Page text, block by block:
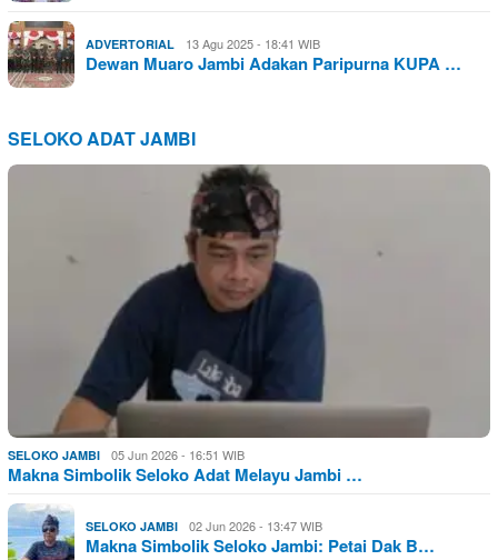
ADVERTORIAL 13 Agu 2025 - 18:41 WIB
Dewan Muaro Jambi Adakan Paripurna KUPA …
SELOKO ADAT JAMBI
SELOKO JAMBI 05 Jun 2026 - 16:51 WIB
Makna Simbolik Seloko Adat Melayu Jambi …
SELOKO JAMBI 02 Jun 2026 - 13:47 WIB
Makna Simbolik Seloko Jambi: Petai Dak B…